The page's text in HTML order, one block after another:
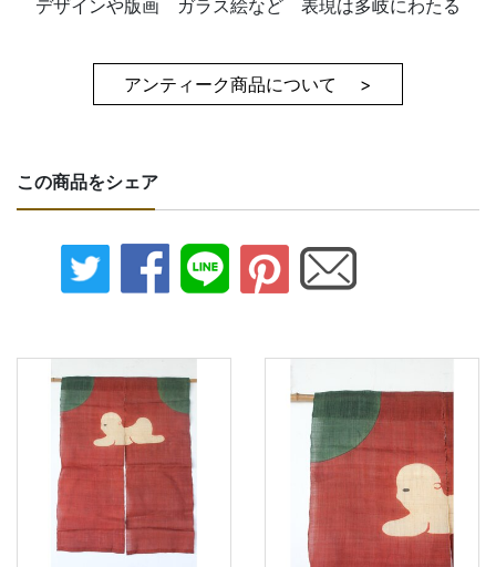
デザインや版画 ガラス絵など 表現は多岐にわたる
アンティーク商品について >
この商品をシェア